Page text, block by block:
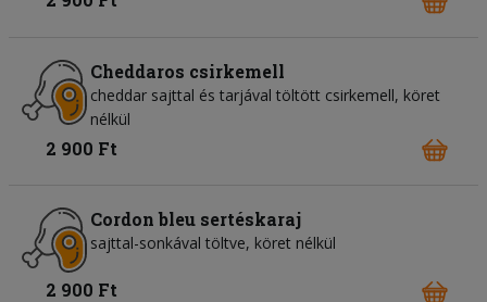
Cheddaros csirkemell
cheddar sajttal és tarjával töltött csirkemell, köret
nélkül
2 900 Ft
Cordon bleu sertéskaraj
sajttal-sonkával töltve, köret nélkül
2 900 Ft